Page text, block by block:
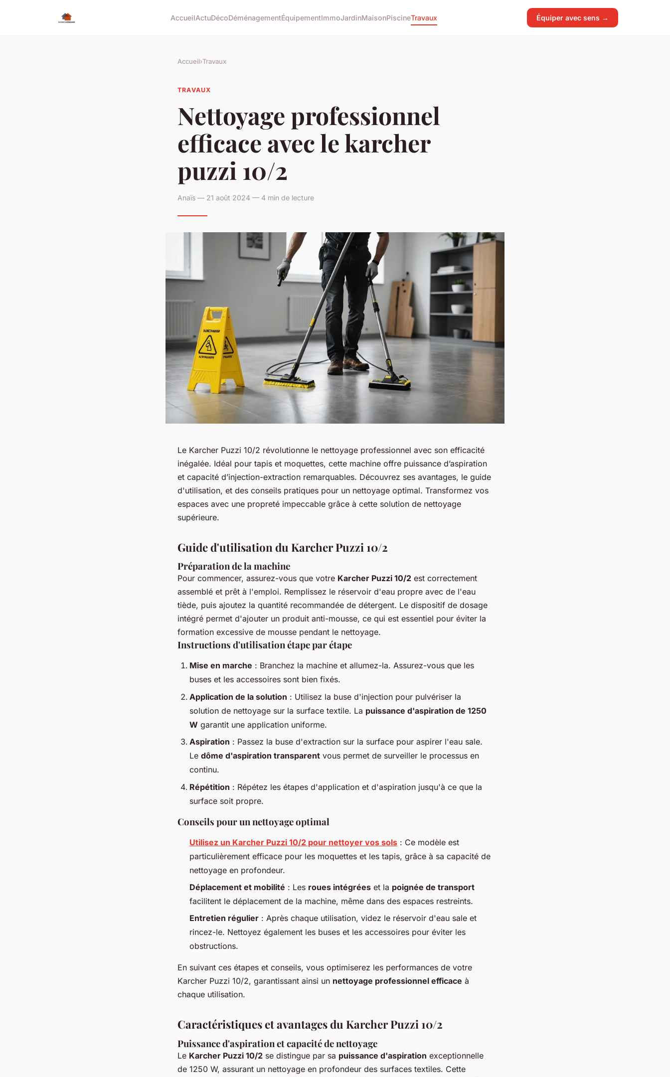
AccueilActuDécoDéménagementÉquipementImmoJardinMaisonPiscineTravaux Équiper avec sens →
Accueil›Travaux
TRAVAUX
Nettoyage professionnel
efficace avec le karcher
puzzi 10/2
Anaïs — 21 août 2024 — 4 min de lecture
Le Karcher Puzzi 10/2 révolutionne le nettoyage professionnel avec son efficacité
inégalée. Idéal pour tapis et moquettes, cette machine offre puissance d’aspiration
et capacité d’injection-extraction remarquables. Découvrez ses avantages, le guide
d'utilisation, et des conseils pratiques pour un nettoyage optimal. Transformez vos
espaces avec une propreté impeccable grâce à cette solution de nettoyage
supérieure.
Guide d'utilisation du Karcher Puzzi 10/2
Préparation de la machine
Pour commencer, assurez-vous que votre Karcher Puzzi 10/2 est correctement
assemblé et prêt à l'emploi. Remplissez le réservoir d'eau propre avec de l'eau
tiède, puis ajoutez la quantité recommandée de détergent. Le dispositif de dosage
intégré permet d'ajouter un produit anti-mousse, ce qui est essentiel pour éviter la
formation excessive de mousse pendant le nettoyage.
Instructions d'utilisation étape par étape
Mise en marche : Branchez la machine et allumez-la. Assurez-vous que les
buses et les accessoires sont bien fixés.
Application de la solution : Utilisez la buse d'injection pour pulvériser la
solution de nettoyage sur la surface textile. La puissance d'aspiration de 1250
W garantit une application uniforme.
Aspiration : Passez la buse d'extraction sur la surface pour aspirer l'eau sale.
Le dôme d'aspiration transparent vous permet de surveiller le processus en
continu.
Répétition : Répétez les étapes d'application et d'aspiration jusqu'à ce que la
surface soit propre.
Conseils pour un nettoyage optimal
Utilisez un Karcher Puzzi 10/2 pour nettoyer vos sols : Ce modèle est
particulièrement efficace pour les moquettes et les tapis, grâce à sa capacité de
nettoyage en profondeur.
Déplacement et mobilité : Les roues intégrées et la poignée de transport
facilitent le déplacement de la machine, même dans des espaces restreints.
Entretien régulier : Après chaque utilisation, videz le réservoir d'eau sale et
rincez-le. Nettoyez également les buses et les accessoires pour éviter les
obstructions.
En suivant ces étapes et conseils, vous optimiserez les performances de votre
Karcher Puzzi 10/2, garantissant ainsi un nettoyage professionnel efficace à
chaque utilisation.
Caractéristiques et avantages du Karcher Puzzi 10/2
Puissance d'aspiration et capacité de nettoyage
Le Karcher Puzzi 10/2 se distingue par sa puissance d'aspiration exceptionnelle
de 1250 W, assurant un nettoyage en profondeur des surfaces textiles. Cette